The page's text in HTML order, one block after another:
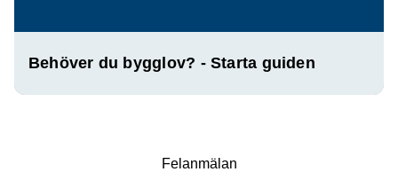
Behöver du bygglov? - Starta guiden
Fel­anmälan